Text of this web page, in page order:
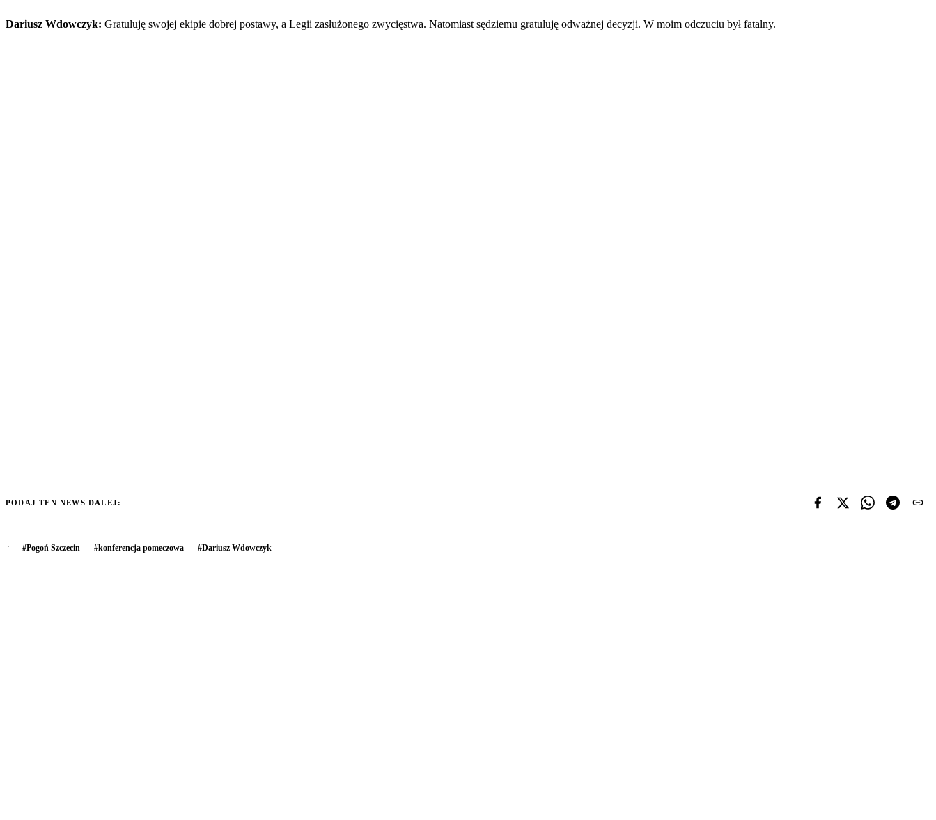
Dariusz Wdowczyk: Gratuluję swojej ekipie dobrej postawy, a Legii zasłużonego zwycięstwa. Natomiast sędziemu gratuluję odważnej decyzji. W moim odczuciu był fatalny.
PODAJ TEN NEWS DALEJ:
#Pogoń Szczecin #konferencja pomeczowa #Dariusz Wdowczyk